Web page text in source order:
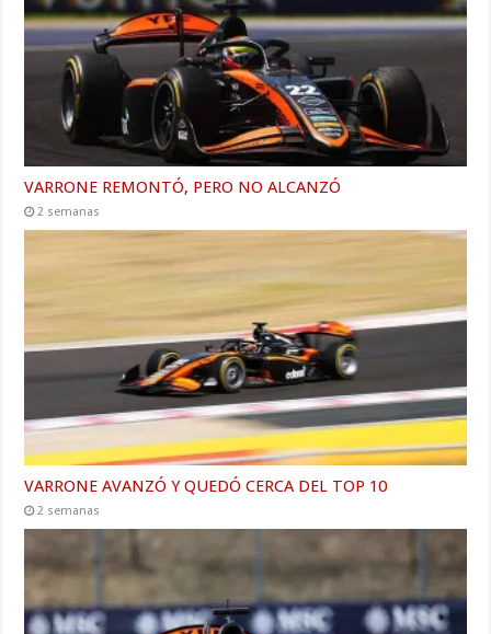
VARRONE REMONTÓ, PERO NO ALCANZÓ
2 semanas
VARRONE AVANZÓ Y QUEDÓ CERCA DEL TOP 10
2 semanas